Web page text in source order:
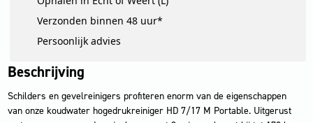
Verzonden binnen 48 uur*
Persoonlijk advies
Beschrijving
Schilders en gevelreinigers profiteren enorm van de eigenschappen
van onze koudwater hogedrukreiniger HD 7/17 M Portable. Uitgerust